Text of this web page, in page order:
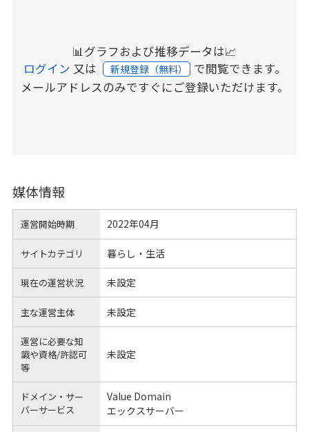
📊グラフおよび推移データは📈
ログイン 又は 新規登録（無料） で閲覧できます。
メールアドレスのみですぐにご登録いただけます。
媒体情報
運営開始時期 2022年04月
サイトカテゴリ 暮らし・生活
現在の運営状況 未設定
主な運営主体 未設定
運営に必要な知
識や資格/許認可
等
未設定
ドメイン・サー
バーサービス
Value Domain
エックスサーバー